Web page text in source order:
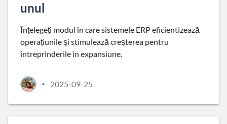
unul
Înțelegeți modul în care sistemele ERP eficientizează
operațiunile și stimulează creșterea pentru
întreprinderile în expansiune.
• 2025-09-25